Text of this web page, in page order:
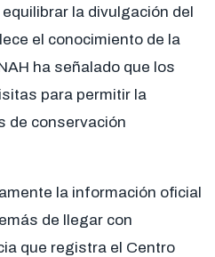
la divulgación del
el conocimiento de la
ha señalado que los
para permitir la
de conservación
la información oficial
de llegar con
que registra el Centro